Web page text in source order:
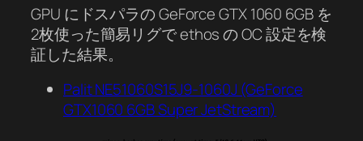
GPU にドスパラの GeForce GTX 1060 6GB を
2枚使った簡易リグで ethos の OC 設定を検
証した結果。
Palit NE51060S15J9-1060J (GeForce
GTX1060 6GB Super JetStream)